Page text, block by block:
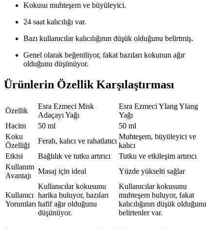
Kokusu muhteşem ve büyüleyici.
24 saat kalıcılığı var.
Bazı kullanıcılar kalıcılığının düşük olduğunu belirtmiş.
Genel olarak beğeniliyor, fakat bazıları kokunun ağır
olduğunu düşünüyor.
Ürünlerin Özellik Karşılaştırması
Özellik
Esra Ezmeci Misk
Adaçayı Yağı
Esra Ezmeci Ylang Ylang
Yağı
Hacim
50 ml
50 ml
Koku
Özelliği
Ferah, kalıcı ve rahatlatıcı
Muhteşem, büyüleyici ve
kalıcı
Etkisi
Bağlılık ve tutku artırıcı
Tutku ve etkileşim artırıcı
Kullanım
Avantajı
Masaj için ideal Yüzde yükselti sağlar
Kullanıcı
Yorumları
Kullanıcılar kokusunu
harika buluyor, bazıları
hafif ağır olduğunu
düşünüyor.
Kullanıcılar kokusunu
muhteşem buluyor, fakat
kalıcılığının düşük olduğunu
belirtenler var.